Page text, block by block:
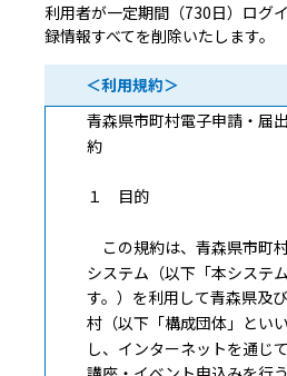
利用者が一定期間（730日）ログ
録情報すべてを削除いたします。
＜利用規約＞
青森県市町村電子申請・届
約
１ 目的
この規約は、青森県市町
システム（以下「本システ
す。）を利用して青森県及
村（以下「構成団体」とい
し、インターネットを通じ